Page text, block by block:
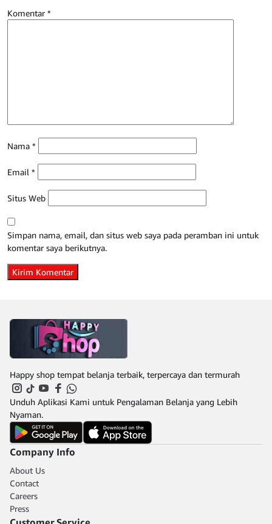
Komentar *
Nama *
Email *
Situs Web
Simpan nama, email, dan situs web saya pada peramban ini untuk
komentar saya berikutnya.
Happy shop tempat belanja terbaik, terpercaya dan termurah
Unduh Aplikasi Kami untuk Pengalaman Belanja yang Lebih
Nyaman.
Company Info
About Us
Contact
Careers
Press